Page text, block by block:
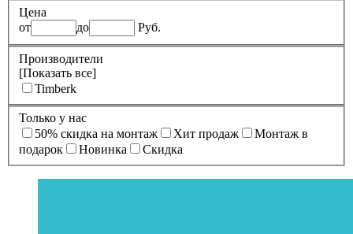
Цена
от
до Руб.
Производители
[Показать все]
Timberk
Только у нас
50% cкидка на монтаж
Xит продаж
Монтаж в
подарок
Новинка Скидка